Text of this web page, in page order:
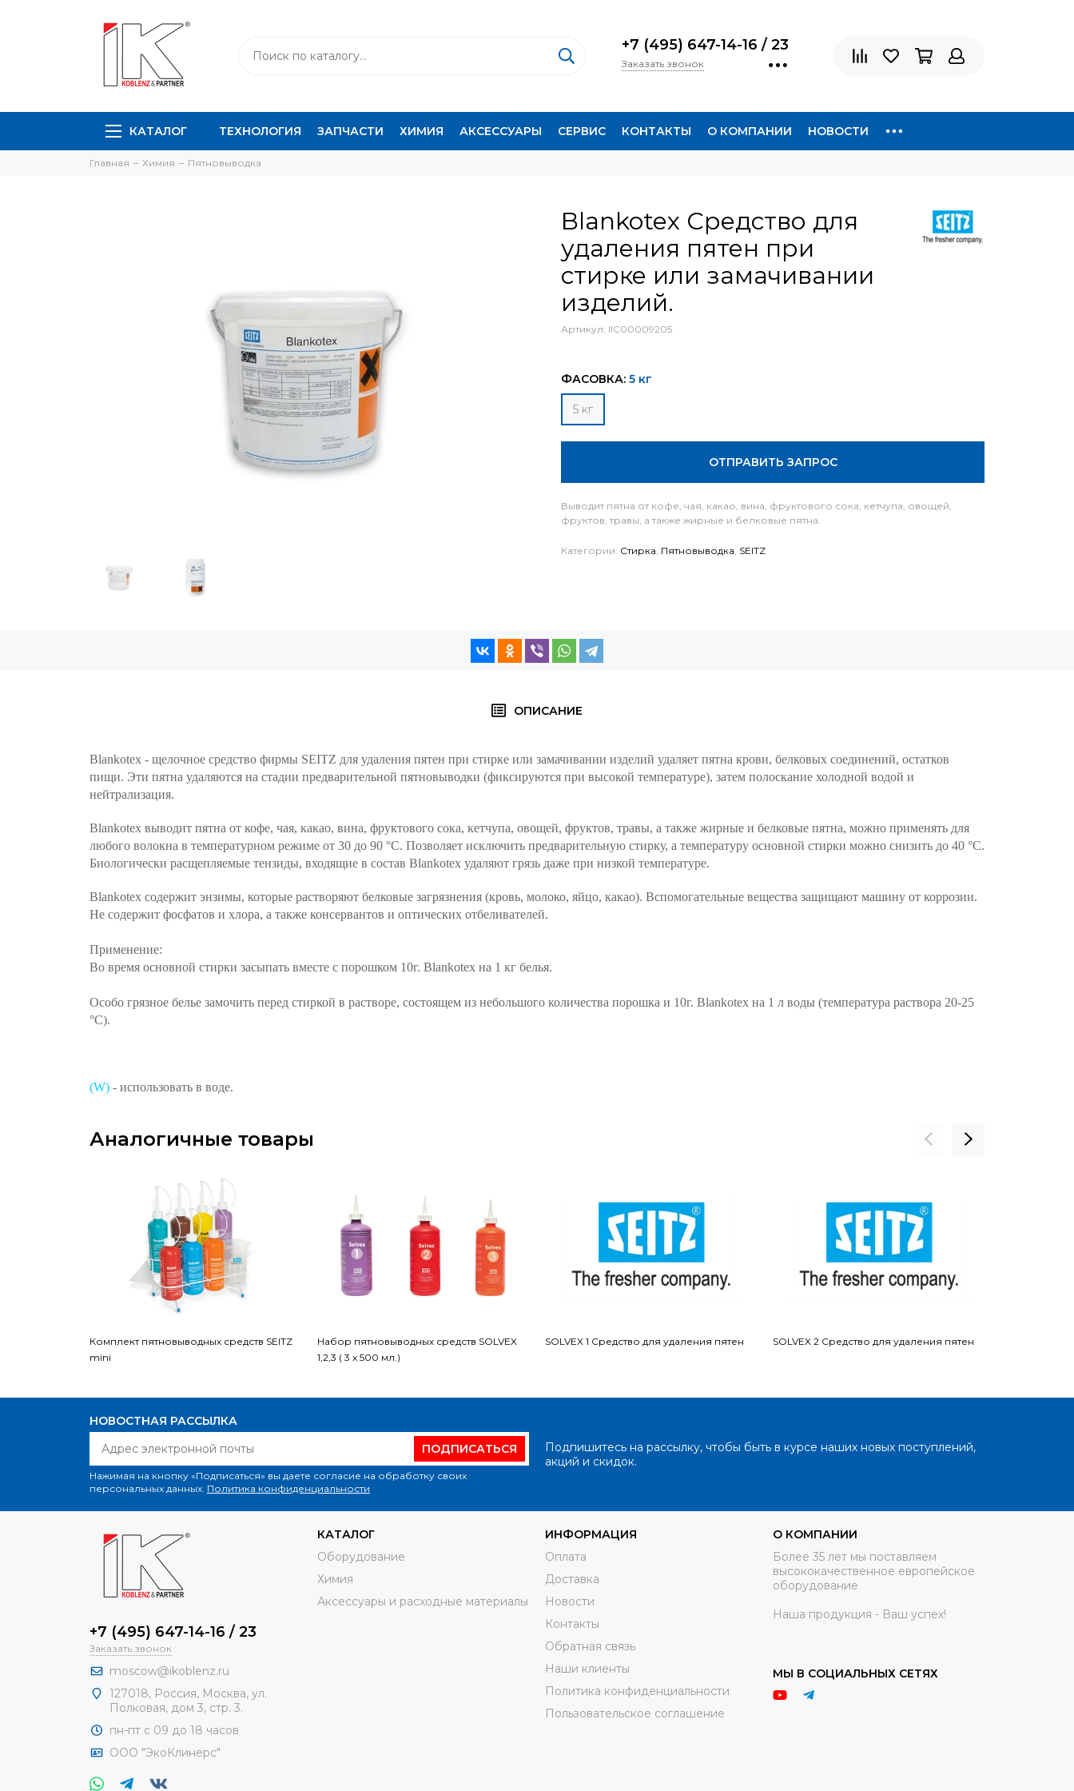
+7 (495) 647-14-16 / 23
Заказать звонок
КАТАЛОГ ТЕХНОЛОГИЯ ЗАПЧАСТИ ХИМИЯ АКСЕССУАРЫ СЕРВИС КОНТАКТЫ О КОМПАНИИ НОВОСТИ
Главная Химия Пятновыводка
Blankotex Средство для
удаления пятен при
стирке или замачивании
изделий.
Артикул: IIC00009205
ФАСОВКА: 5 кг
5 кг
ОТПРАВИТЬ ЗАПРОС
Выводит пятна от кофе, чая, какао, вина, фруктового сока, кетчупа, овощей,
фруктов, травы, а также жирные и белковые пятна.
Категории: Стирка, Пятновыводка, SEITZ
ОПИСАНИЕ
Blankotex - щелочное средство фирмы SEITZ для удаления пятен при стирке или замачивании изделий удаляет пятна крови, белковых соединений, остатков
пищи. Эти пятна удаляются на стадии предварительной пятновыводки (фиксируются при высокой температуре), затем полоскание холодной водой и
нейтрализация.
Blankotex выводит пятна от кофе, чая, какао, вина, фруктового сока, кетчупа, овощей, фруктов, травы, а также жирные и белковые пятна, можно применять для
любого волокна в температурном режиме от 30 до 90 °С. Позволяет исключить предварительную стирку, а температуру основной стирки можно снизить до 40 °С.
Биологически расщепляемые тензиды, входящие в состав Blankotex удаляют грязь даже при низкой температуре.
Blankotex содержит энзимы, которые растворяют белковые загрязнения (кровь, молоко, яйцо, какао). Вспомогательные вещества защищают машину от коррозии.
Не содержит фосфатов и хлора, а также консервантов и оптических отбеливателей.
Применение:
Во время основной стирки засыпать вместе с порошком 10г. Blankotex на 1 кг белья.
Особо грязное белье замочить перед стиркой в растворе, состоящем из небольшого количества порошка и 10г. Blankotex на 1 л воды (температура раствора 20-25
°С).
(W) - использовать в воде.
Аналогичные товары
Комплект пятновыводных средств SEITZ
mini
Набор пятновыводных средств SOLVEX
1,2,3 ( 3 х 500 мл.)
SOLVEX 1 Средство для удаления пятен SOLVEX 2 Средство для удаления пятен
НОВОСТНАЯ РАССЫЛКА
ПОДПИСАТЬСЯ
Нажимая на кнопку «Подписаться» вы даете согласие на обработку своих
персональных данных. Политика конфиденциальности
Подпишитесь на рассылку, чтобы быть в курсе наших новых поступлений,
акций и скидок.
+7 (495) 647-14-16 / 23
Заказать звонок
moscow@ikoblenz.ru
127018, Россия, Москва, ул.
Полковая, дом 3, стр. 3.
пн-пт с 09 до 18 часов
ООО "ЭкоКлинерс"
КАТАЛОГ
Оборудование
Химия
Аксессуары и расходные материалы
ИНФОРМАЦИЯ
Оплата
Доставка
Новости
Контакты
Обратная связь
Наши клиенты
Политика конфиденциальности
Пользовательское соглашение
О КОМПАНИИ
Более 35 лет мы поставляем
высококачественное европейское
оборудование
Наша продукция - Ваш успех!
МЫ В СОЦИАЛЬНЫХ СЕТЯХ